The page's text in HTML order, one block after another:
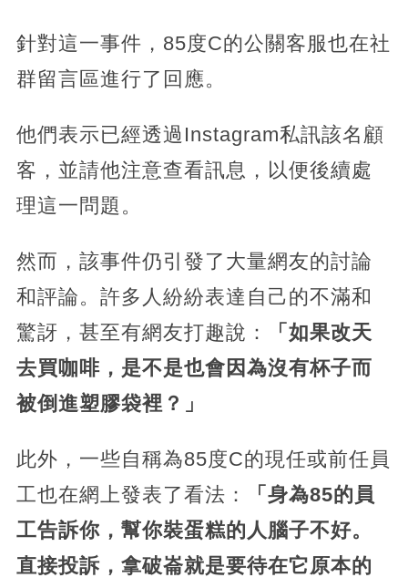
針對這一事件，85度C的公關客服也在社
群留言區進行了回應。
他們表示已經透過Instagram私訊該名顧
客，並請他注意查看訊息，以便後續處
理這一問題。
然而，該事件仍引發了大量網友的討論
和評論。許多人紛紛表達自己的不滿和
驚訝，甚至有網友打趣說：
「如果改天
去買咖啡，是不是也會因為沒有杯子而
被倒進塑膠袋裡？」
此外，一些自稱為85度C的現任或前任員
工也在網上發表了看法：
「身為85的員
工告訴你，幫你裝蛋糕的人腦子不好。
直接投訴，拿破崙就是要待在它原本的